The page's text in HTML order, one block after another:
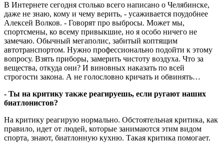
В Интернете сегодня столько всего написано о Челябинске,
даже не знаю, кому и чему верить, - усаживается поудобнее
Алексей Волков. - Говорят про выбросы. Может мы,
спортсмены, ко всему привыкшие, но я особо ничего не
замечаю. Обычный мегаполис, забитый коптящим
автотранспортом. Нужно профессионально подойти к этому
вопросу. Взять приборы, замерить чистоту воздуха. Что за
вещества, откуда они? И виновных наказать по всей
строгости закона. А не голословно кричать и обвинять…
- Ты на критику также реагируешь, если ругают наших
биатлонистов?
На критику реагирую нормально. Обстоятельная критика, как
правило, идет от людей, которые занимаются этим видом
спорта, знают, биатлонную кухню. Такая критика помогает.